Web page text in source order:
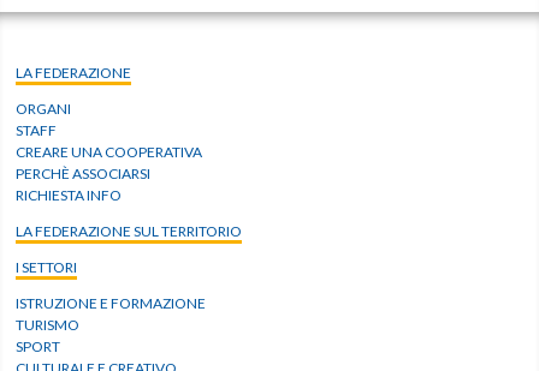
LA FEDERAZIONE
ORGANI
STAFF
CREARE UNA COOPERATIVA
PERCHÈ ASSOCIARSI
RICHIESTA INFO
LA FEDERAZIONE SUL TERRITORIO
I SETTORI
ISTRUZIONE E FORMAZIONE
TURISMO
SPORT